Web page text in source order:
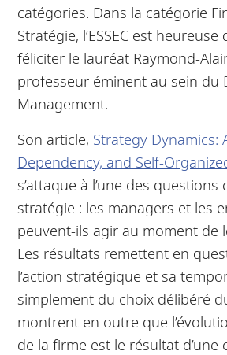
catégories. Dans la catégorie
Stratégie, l’ESSEC est
féliciter le lauréat Raymond-
professeur éminent au sein du
Management.
Son article, Strategy Dynamics:
Dependency, and Self-
s’attaque à l’une des questions
stratégie : les managers et les
peuvent-ils agir au moment de
Les résultats remettent en
l’action stratégique et sa
simplement du choix délibéré
montrent en outre que
de la firme est le résultat d’une